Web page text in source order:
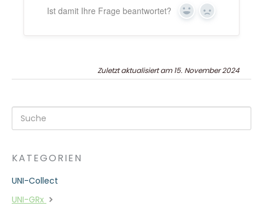
Ist damit Ihre Frage beantwortet? Ja Nein
Zuletzt aktualisiert am 15. November 2024
KATEGORIEN
UNI-Collect
UNI-GRx